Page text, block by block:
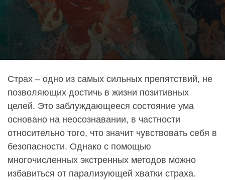
Страх – одно из самых сильных препятствий, не
позволяющих достичь в жизни позитивных
целей. Это заблуждающееся состояние ума
основано на неосознавании, в частности
относительно того, что значит чувствовать себя в
безопасности. Однако с помощью
многочисленных экстренных методов можно
избавиться от парализующей хватки страха.